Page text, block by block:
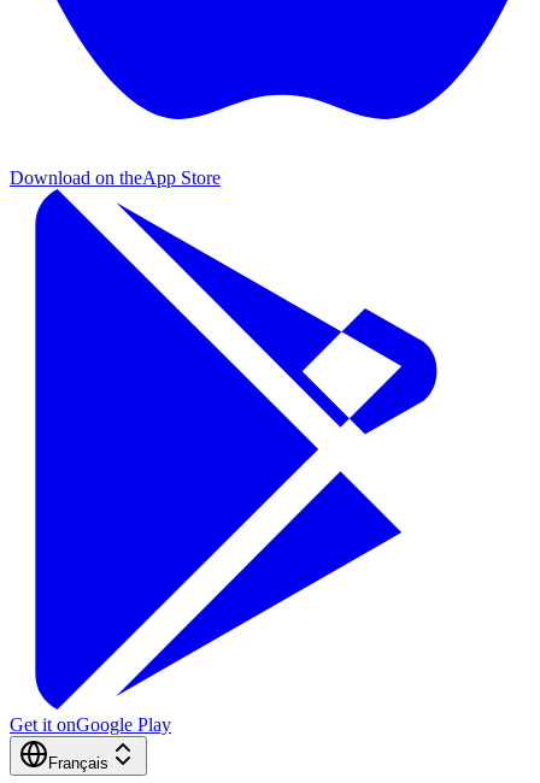
Download on theApp Store
Get it onGoogle Play
Français